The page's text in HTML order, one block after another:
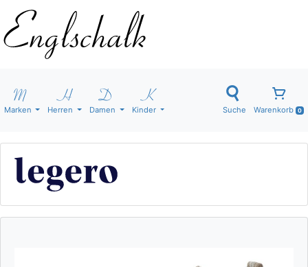
Marken Herren Damen Kinder Suche Warenkorb 0